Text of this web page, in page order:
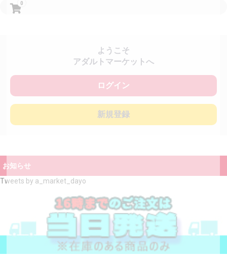
0
ようこそ
アダルトマーケットへ
ログイン
新規登録
お知らせ
Tweets by a_market_dayo